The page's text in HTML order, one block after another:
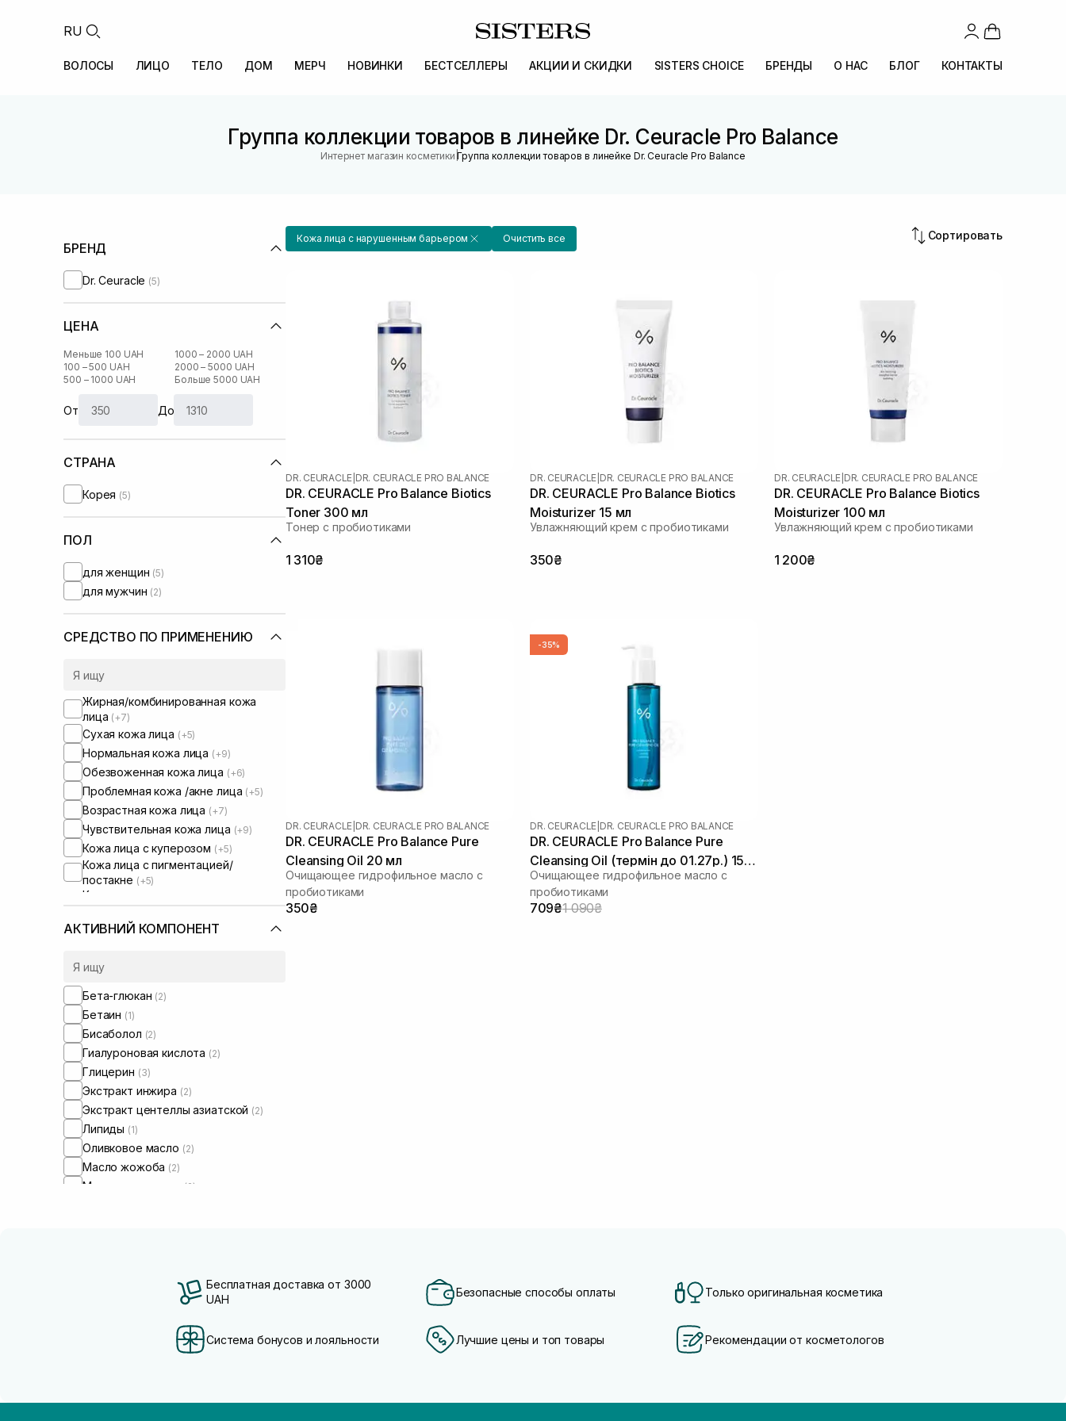
RU
ВОЛОСЫ ЛИЦО ТЕЛО ДОМ МЕРЧ НОВИНКИ БЕСТСЕЛЛЕРЫ АКЦИИ И СКИДКИ SISTERS CHOICE БРЕНДЫ О НАС БЛОГ КОНТАКТЫ
Группа коллекции товаров в линейке Dr. Ceuracle Pro Balance
Интернет магазин косметики |Группа коллекции товаров в линейке Dr. Ceuracle Pro Balance
БРЕНД
Dr. Ceuracle (5)
ЦЕНА
Меньше 100 UAH
100 – 500 UAH
500 – 1000 UAH
1000 – 2000 UAH
2000 – 5000 UAH
Больше 5000 UAH
От До
СТРАНА
Корея (5)
ПОЛ
для женщин (5)
для мужчин (2)
СРЕДСТВО ПО ПРИМЕНЕНИЮ
Жирная/комбинированная кожа
лица (+7)
Сухая кожа лица (+5)
Нормальная кожа лица (+9)
Обезвоженная кожа лица (+6)
Проблемная кожа /акне лица (+5)
Возрастная кожа лица (+7)
Чувствительная кожа лица (+9)
Кожа лица с куперозом (+5)
Кожа лица с пигментацией/
постакне (+5)
Кожа лица с расширенными порами
Кожа лица с нарушенным
микробиомом
АКТИВНИЙ КОМПОНЕНТ
Бета-глюкан (2)
Бетаин (1)
Бисаболол (2)
Гиалуроновая кислота (2)
Глицерин (3)
Экстракт инжира (2)
Экстракт центеллы азиатской (2)
Липиды (1)
Оливковое масло (2)
Масло жожоба (2)
Масло макадамии (2)
Кожа лица с нарушенным барьером Очистить все Сортировать
DR. CEURACLE DR. CEURACLE PRO BALANCE
DR. CEURACLE Pro Balance Biotics
Toner 300 мл
Тонер с пробиотиками
1 310₴
DR. CEURACLE DR. CEURACLE PRO BALANCE
DR. CEURACLE Pro Balance Biotics
Moisturizer 15 мл
Увлажняющий крем с пробиотиками
350₴
DR. CEURACLE DR. CEURACLE PRO BALANCE
DR. CEURACLE Pro Balance Biotics
Moisturizer 100 мл
Увлажняющий крем с пробиотиками
1 200₴
DR. CEURACLE DR. CEURACLE PRO BALANCE
DR. CEURACLE Pro Balance Pure
Cleansing Oil 20 мл
Очищающее гидрофильное масло с
пробиотиками
350₴
-35%
DR. CEURACLE DR. CEURACLE PRO BALANCE
DR. CEURACLE Pro Balance Pure
Cleansing Oil (термін до 01.27р.) 155
мл
Очищающее гидрофильное масло с
пробиотиками
709₴1 090₴
Бесплатная доставка от 3000
UAH
Безопасные способы оплаты Только оригинальная косметика
Система бонусов и лояльности Лучшие цены и топ товары Рекомендации от косметологов